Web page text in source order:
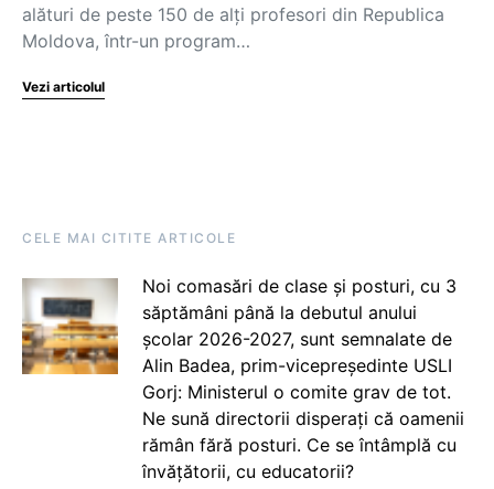
alături de peste 150 de alți profesori din Republica
Moldova, într-un program…
Vezi articolul
CELE MAI CITITE ARTICOLE
Noi comasări de clase și posturi, cu 3
săptămâni până la debutul anului
școlar 2026-2027, sunt semnalate de
Alin Badea, prim-vicepreședinte USLI
Gorj: Ministerul o comite grav de tot.
Ne sună directorii disperați că oamenii
rămân fără posturi. Ce se întâmplă cu
învățătorii, cu educatorii?